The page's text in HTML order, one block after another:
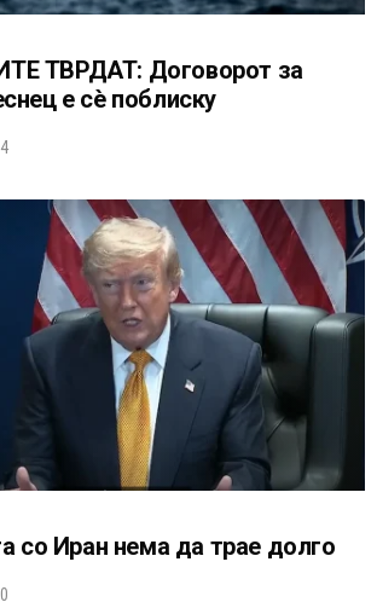
ТВРДАТ: Договорот за
е сè поблиску
со Иран нема да трае долго